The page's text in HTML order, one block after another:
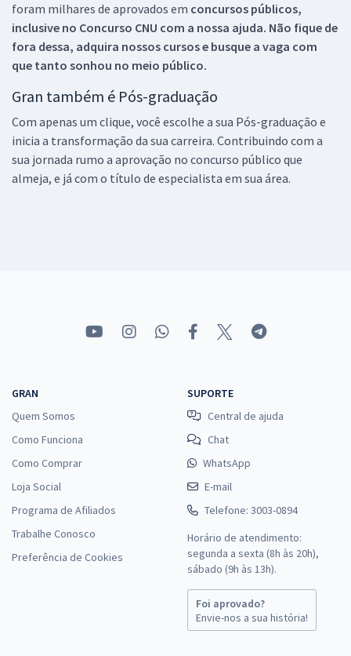
foram milhares de aprovados em concursos públicos,
inclusive no Concurso CNU com a nossa ajuda. Não fique de
fora dessa, adquira nossos cursos e busque a vaga com
que tanto sonhou no meio público.
Gran também é Pós-graduação
Com apenas um clique, você escolhe a sua Pós-graduação e
inicia a transformação da sua carreira. Contribuindo com a
sua jornada rumo a aprovação no concurso público que
almeja, e já com o título de especialista em sua área.
GRAN
Quem Somos
Como Funciona
Como Comprar
Loja Social
Programa de Afiliados
Trabalhe Conosco
Preferência de Cookies
SUPORTE
Central de ajuda
Chat
WhatsApp
E-mail
Telefone: 3003-0894
Horário de atendimento:
segunda a sexta (8h às 20h),
sábado (9h às 13h).
Foi aprovado?
Envie-nos a sua história!